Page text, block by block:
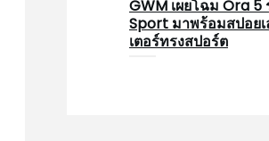
GWM เผยโฉม Ora 5
Sport มาพร้อมสปอย
เตอร์ทรงสปอร์ต